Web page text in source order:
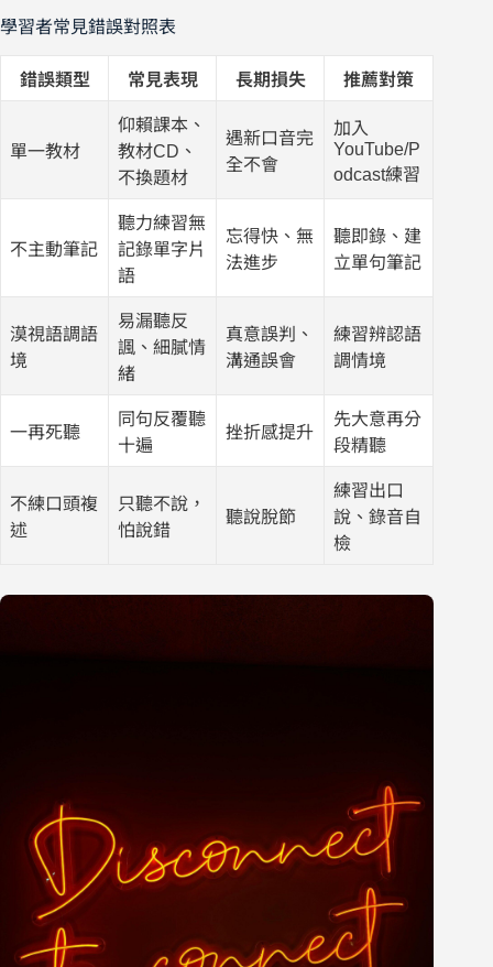
學習者常見錯誤對照表
錯誤類型 常見表現 長期損失 推薦對策
單一教材
仰賴課本、
教材CD、
不換題材
遇新口音完
全不會
加入
YouTube/P
odcast練習
不主動筆記
聽力練習無
記錄單字片
語
忘得快、無
法進步
聽即錄、建
立單句筆記
漠視語調語
境
易漏聽反
諷、細膩情
緒
真意誤判、
溝通誤會
練習辨認語
調情境
一再死聽
同句反覆聽
十遍
挫折感提升
先大意再分
段精聽
不練口頭複
述
只聽不說，
怕說錯
聽說脫節
練習出口
說、錄音自
檢